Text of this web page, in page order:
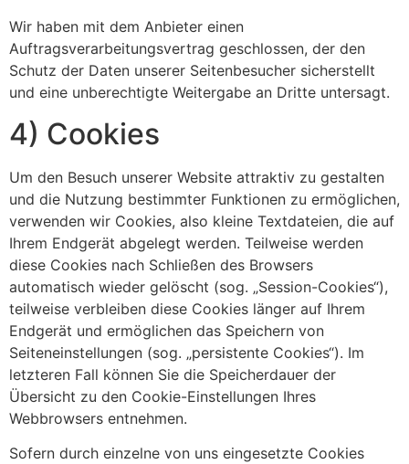
Wir haben mit dem Anbieter einen
Auftragsverarbeitungsvertrag geschlossen, der den
Schutz der Daten unserer Seitenbesucher sicherstellt
und eine unberechtigte Weitergabe an Dritte untersagt.
4) Cookies
Um den Besuch unserer Website attraktiv zu gestalten
und die Nutzung bestimmter Funktionen zu ermöglichen,
verwenden wir Cookies, also kleine Textdateien, die auf
Ihrem Endgerät abgelegt werden. Teilweise werden
diese Cookies nach Schließen des Browsers
automatisch wieder gelöscht (sog. „Session-Cookies“),
teilweise verbleiben diese Cookies länger auf Ihrem
Endgerät und ermöglichen das Speichern von
Seiteneinstellungen (sog. „persistente Cookies“). Im
letzteren Fall können Sie die Speicherdauer der
Übersicht zu den Cookie-Einstellungen Ihres
Webbrowsers entnehmen.
Sofern durch einzelne von uns eingesetzte Cookies